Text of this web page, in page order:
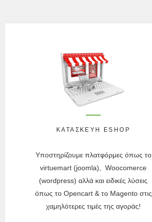
ΚΑΤΑΣΚΕΥΉ ESHOP
Υποστηρίζουμε πλατφόρμες όπως το
virtuemart (joomla), Woocomerce
(wordpress) αλλά και ειδικές λύσεις
όπως το Opencart & το Magento στις
χαμηλότερες τιμές της αγοράς!